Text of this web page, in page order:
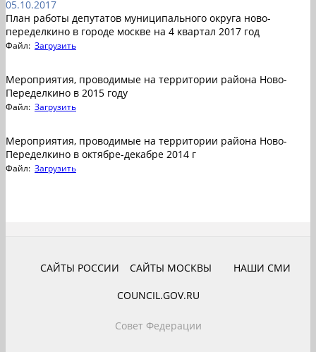
05.10.2017
План работы депутатов муниципального округа ново-
переделкино в городе москве на 4 квартал 2017 год
Файл: Загрузить
Мероприятия, проводимые на территории района Ново-
Переделкино в 2015 году
Файл: Загрузить
Мероприятия, проводимые на территории района Ново-
Переделкино в октябре-декабре 2014 г
Файл: Загрузить
САЙТЫ РОССИИ САЙТЫ МОСКВЫ НАШИ СМИ
COUNCIL.GOV.RU
Совет Федерации